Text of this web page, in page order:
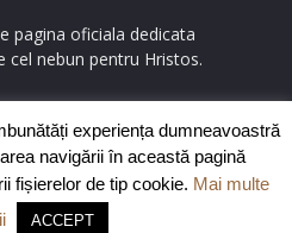
pagina oficiala dedicata
cel nebun pentru Hristos.
Politica de confidentialitate
experiența dumneavoastră
navigării în această pagină
fișierelor de tip cookie. Mai multe
ACCEPT